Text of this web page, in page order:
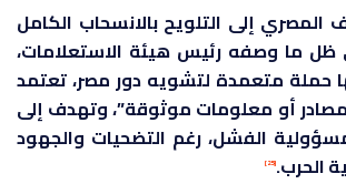
إلى التلويح بالانسحاب الكامل
ما وصفه رئيس هيئة الاستعلامات،
حملة متعمدة لتشويه دور مصر، تعتمد
مصادر أو معلومات موثوقة”، وتهدف إلى
الفشل، رغم التضحيات والجهود
الحرب.[25]